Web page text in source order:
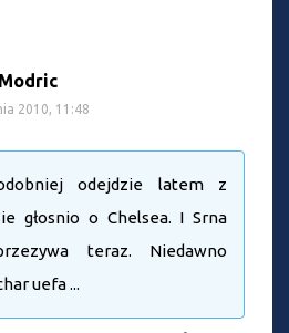
2010, 11:48
odejdzie latem z
głosnio o Chelsea. I Srna
teraz. Niedawno
uefa ...